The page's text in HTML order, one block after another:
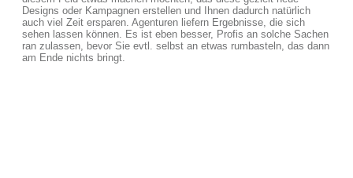
Designs oder Kampagnen erstellen und Ihnen dadurch natürlich
auch viel Zeit ersparen. Agenturen liefern Ergebnisse, die sich
sehen lassen können. Es ist eben besser, Profis an solche Sachen
ran zulassen, bevor Sie evtl. selbst an etwas rumbasteln, das dann
am Ende nichts bringt.